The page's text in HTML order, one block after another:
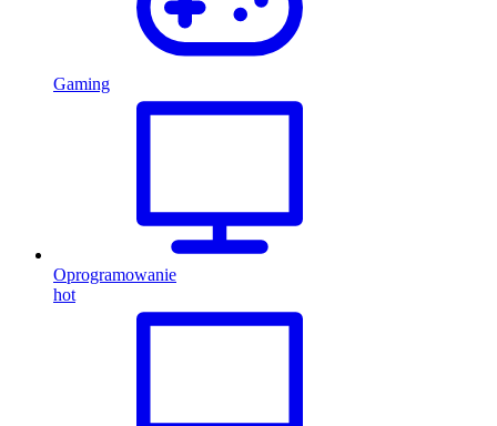
Gaming
Oprogramowanie
hot